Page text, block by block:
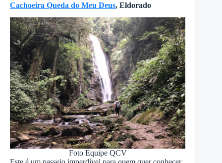
Cachoeira Queda do Meu Deus, Eldorado
Foto Equipe QCV